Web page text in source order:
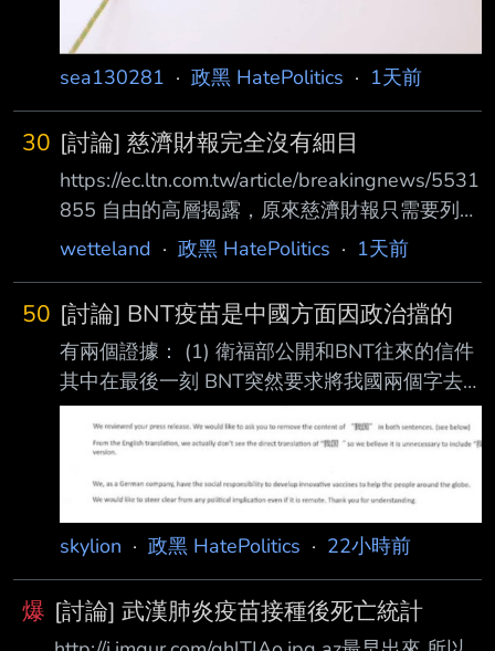
sea130281 · 政黑 HatePolitics · 1天前
30 [討論] 慈濟財報完全沒有細目
https://ec.ltn.com.tw/article/breakingnews/5531
855 自由的高層揭露，原來慈濟財報只需要列總
目就可，明細都省略。 慈濟2021年為疫苗對外
支出63.86億元，這包括買疫苗的支出。 但因為
都沒有細目， 所以不知道買疫苗是花了35.16億
+28億， 還是63.86億裡面的多少錢。 35.16億
+28億=63.16億， 依當時匯率約2.2638億美
元。 這也與慈濟最近聲稱花2.05億美元，過去
宣稱1.75億美元，都
wetteland · 政黑 HatePolitics · 1天前
50 [討論] BNT疫苗是中國方面因政治擋的
有兩個證據： (1) 衛福部公開和BNT往來的信件
其中在最後一刻 BNT突然要求將我國兩個字去
掉 https://i.mopix.cc/znsIxB.jpg 衛福部將我國改
成台灣後 就沒下文了 其中信件中的我國兩個中
BNT公司再複製下來 (2) 在郭台銘公開的 和BNT
大股東的信件 裡面有提到 BNT和台灣間的交易
沒能完成 只有一個原因 就是我們用的名稱 上海
態 但政府公佈協議 我方用的名稱 是用Republic
skylion · 政黑 HatePolitics · 22小時前
爆 [討論] 武漢肺炎疫苗接種後死亡統計